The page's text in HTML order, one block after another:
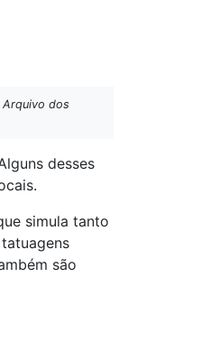
Arquivo dos
desses
simula tanto
são